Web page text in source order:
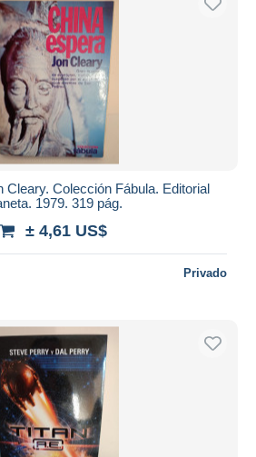
Cleary. Colección Fábula. Editorial
1979. 319 pág.
± 4,61 US$
Privado